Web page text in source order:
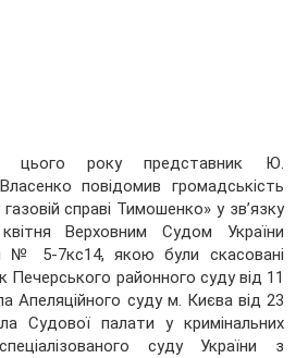
цього року представник Ю.
повідомив громадськість
справі Тимошенко» у зв’язку
Верховним Судом України
№ 5-7кс14, якою були скасовані
Печерського районного суду від 11
Апеляційного суду м. Києва від 23
Судової палати у кримінальних
суду України з